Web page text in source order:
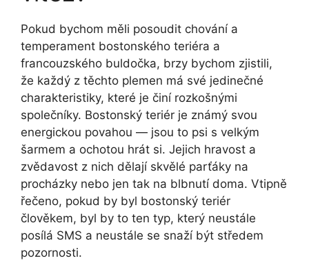
Pokud bychom​ měli posoudit chování​ a
temperament bostonského teriéra a
francouzského ⁤buldočka, brzy bychom zjistili,
že každý z těchto plemen⁣ má své jedinečné
charakteristiky, které je činí rozkošnými⁣
společníky. Bostonský teriér je známý ⁤svou
energickou povahou — jsou to psi s velkým
šarmem a ⁤ochotou hrát si. Jejich hravost a⁢
zvědavost‌ z ​nich dělají skvělé parťáky na
procházky nebo jen tak na blbnutí⁢ doma. Vtipně
řečeno, pokud by byl bostonský teriér
člověkem, byl by to ten typ, ⁢který neustále
posílá ‌SMS a neustále se snaží být středem⁢
pozornosti.